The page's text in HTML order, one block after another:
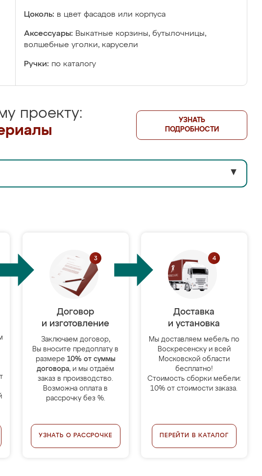
Цоколь: в цвет фасадов или корпуса
Аксессуары: Выкатные корзины, бутылочницы,
волшебные уголки, карусели
Ручки: по каталогу
проекту:
УЗНАТЬ
ПОДРОБНОСТИ
▼
Договор
и изготовление
Заключаем договор,
Вы вносите предоплату в
размере 10% от суммы
договора, и мы отдаём
заказ в производство.
Возможна оплата в
рассрочку без %.
УЗНАТЬ О РАССРОЧКЕ
Доставка
и установка
Мы доставляем мебель по
Воскресенску и всей
Московской области
бесплатно!
Стоимость сборки мебели:
10% от стоимости заказа.
ПЕРЕЙТИ В КАТАЛОГ